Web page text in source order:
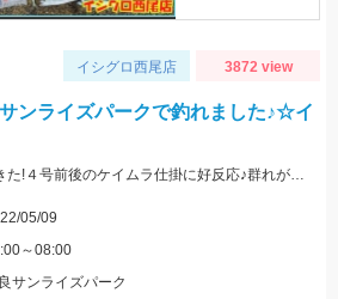
イシグロ西尾店 3872 view
ンライズパークで釣れました♪☆イ
今年もサバの季節がやってきた!４号前後のケイムラ仕掛に好反応♪群れが小さい時はしっかりエサを撒こう!
05/09
～08:00
サンライズパーク